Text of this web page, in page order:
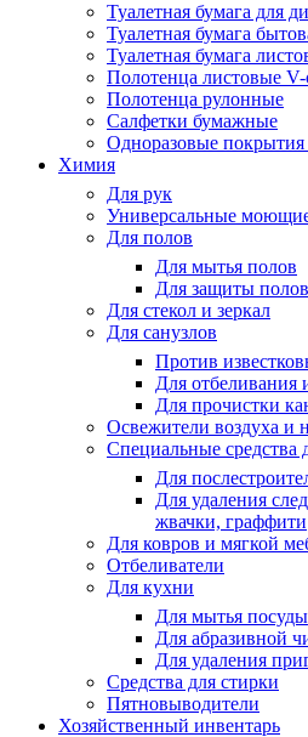
Туалетная бумага для
Туалетная бумага
Туалетная бумага
Полотенца листовые
Полотенца рулонные
Салфетки бумажные
Одноразовые покрытия
Химия
Для рук
Универсальные моющие
Для полов
Для мытья полов
Для защиты полов
Для стекол и зеркал
Для санузлов
Против
Для отбеливания
Для прочистки
Освежители воздуха и
Специальные средства
Для
Для удаления
жвачки, граффити
Для ковров и мягкой
Отбеливатели
Для кухни
Для мытья посуды
Для абразивной
Для удаления
Средства для стирки
Пятновыводители
Хозяйственный инвентарь